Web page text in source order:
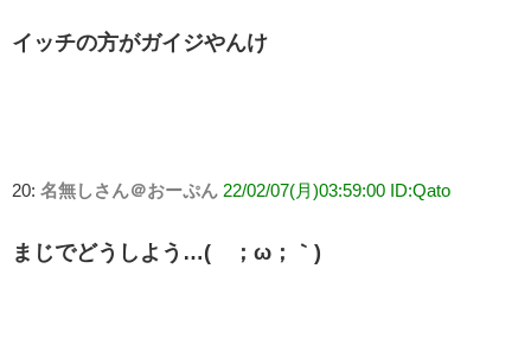
イッチの方がガイジやんけ
20: 名無しさん＠おーぷん 22/02/07(月)03:59:00 ID:Qato
まじでどうしよう…(´；ω；｀)